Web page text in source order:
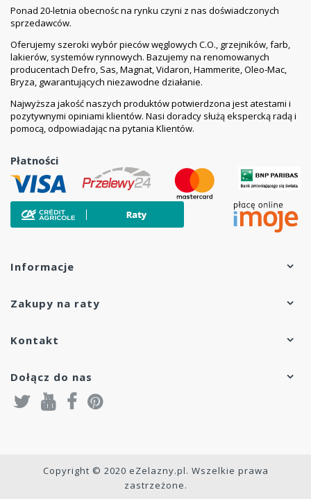
Ponad 20-letnia obecnośc na rynku czyni z nas doświadczonych
sprzedawców.
Oferujemy szeroki wybór pieców węglowych C.O., grzejników, farb,
lakierów, systemów rynnowych. Bazujemy na renomowanych
producentach Defro, Sas, Magnat, Vidaron, Hammerite, Oleo-Mac,
Bryza, gwarantujących niezawodne działanie.
Najwyższa jakość naszych produktów potwierdzona jest atestami i
pozytywnymi opiniami klientów. Nasi doradcy służą ekspercką radą i
pomocą, odpowiadając na pytania Klientów.
Płatności
Informacje
Zakupy na raty
Kontakt
Dołącz do nas
Copyright © 2020 eZelazny.pl. Wszelkie prawa
zastrzeżone.